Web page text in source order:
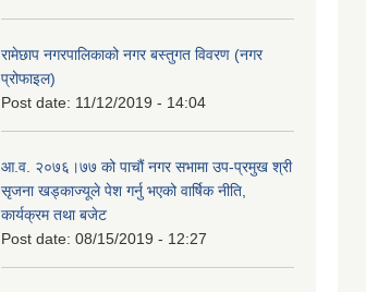
रामेछाप नगरपालिकाको नगर बस्तुगत विवरण (नगर
प्रोफाइल)
Post date: 11/12/2019 - 14:04
आ.व. २०७६।७७ को पाचौं नगर सभामा उप-प्रमुख श्री
सृजना खड्काज्यूले पेश गर्नु भएको वार्षिक नीति,
कार्यक्रम तथा बजेट
Post date: 08/15/2019 - 12:27